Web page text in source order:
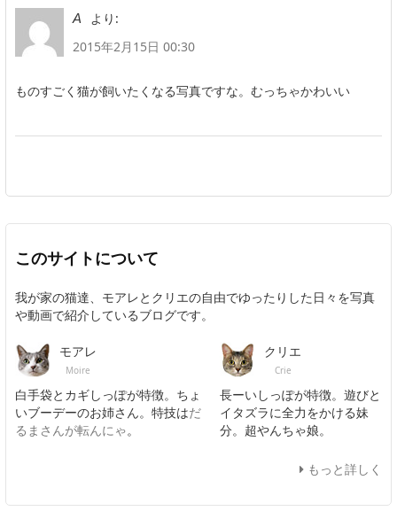
A
より:
2015年2月15日 00:30
ものすごく猫が飼いたくなる写真ですな。むっちゃかわいい
このサイトについて
我が家の猫達、モアレとクリエの自由でゆったりした日々を写真
や動画で紹介しているブログです。
モアレ
Moire
白手袋とカギしっぽが特徴。ちょ
いブーデーのお姉さん。特技はだ
るまさんが転んにゃ。
クリエ
Crie
長ーいしっぽが特徴。遊びと
イタズラに全力をかける妹
分。超やんちゃ娘。
もっと詳しく